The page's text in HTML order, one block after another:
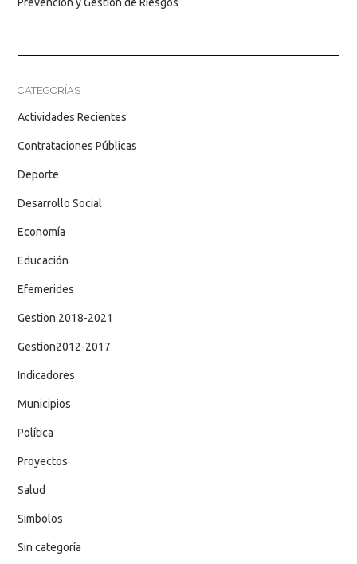
Prevención y Gestión de Riesgos
CATEGORÍAS
Actividades Recientes
Contrataciones Públicas
Deporte
Desarrollo Social
Economía
Educación
Efemerides
Gestion 2018-2021
Gestion2012-2017
Indicadores
Municipios
Política
Proyectos
Salud
Simbolos
Sin categoría